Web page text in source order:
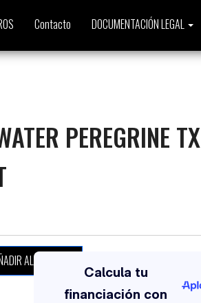
Contacto DOCUMENTACIÓN LEGAL
PEREGRINE TX
TX + SWIFT cantidad
AL CARRITO